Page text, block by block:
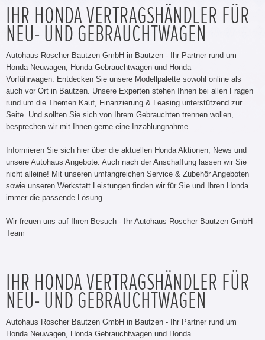
IHR HONDA VERTRAGSHÄNDLER FÜR
NEU- UND GEBRAUCHTWAGEN
Autohaus Roscher Bautzen GmbH in Bautzen - Ihr Partner rund um
Honda Neuwagen, Honda Gebrauchtwagen und Honda
Vorführwagen. Entdecken Sie unsere Modellpalette sowohl online als
auch vor Ort in Bautzen. Unsere Experten stehen Ihnen bei allen Fragen
rund um die Themen Kauf, Finanzierung & Leasing unterstützend zur
Seite. Und sollten Sie sich von Ihrem Gebrauchten trennen wollen,
besprechen wir mit Ihnen gerne eine Inzahlungnahme.
Informieren Sie sich hier über die aktuellen Honda Aktionen, News und
unsere Autohaus Angebote. Auch nach der Anschaffung lassen wir Sie
nicht alleine! Mit unseren umfangreichen Service & Zubehör Angeboten
sowie unseren Werkstatt Leistungen finden wir für Sie und Ihren Honda
immer die passende Lösung.
Wir freuen uns auf Ihren Besuch - Ihr Autohaus Roscher Bautzen GmbH -
Team
IHR HONDA VERTRAGSHÄNDLER FÜR
NEU- UND GEBRAUCHTWAGEN
Autohaus Roscher Bautzen GmbH in Bautzen - Ihr Partner rund um
Honda Neuwagen, Honda Gebrauchtwagen und Honda